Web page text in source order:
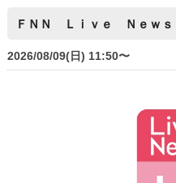
ＦＮＮ Ｌｉｖｅ Ｎｅｗ
2026/08/09(日) 11:50〜